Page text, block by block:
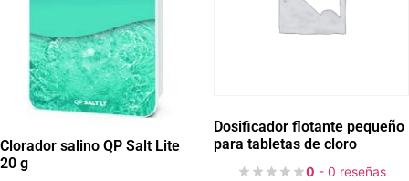
Clorador salino QP Salt Lite
20 g
Dosificador flotante pequeño
para tabletas de cloro
0 - 0 reseñas